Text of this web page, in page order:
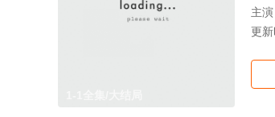
主演
更新